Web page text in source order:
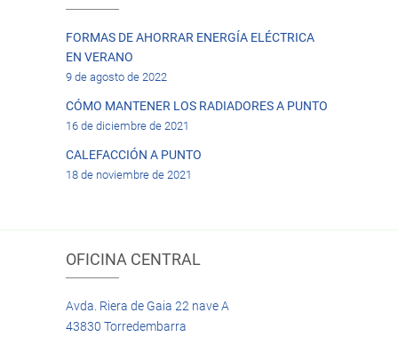
FORMAS DE AHORRAR ENERGÍA ELÉCTRICA
EN VERANO
9 de agosto de 2022
CÓMO MANTENER LOS RADIADORES A PUNTO
16 de diciembre de 2021
CALEFACCIÓN A PUNTO
18 de noviembre de 2021
OFICINA CENTRAL
Avda. Riera de Gaia 22 nave A
43830 Torredembarra